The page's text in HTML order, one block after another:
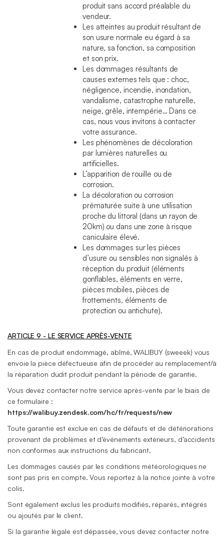
produit sans accord préalable du
vendeur.
Les atteintes au produit résultant de
son usure normale eu égard à sa
nature, sa fonction, sa composition
et son prix.
Les dommages résultants de
causes externes tels que : choc,
négligence, incendie, inondation,
vandalisme, catastrophe naturelle,
neige, grêle, intempérie… Dans ce
cas, nous vous invitons à contacter
votre assurance.
Les phénomènes de décoloration
par lumières naturelles ou
artificielles.
L’apparition de rouille ou de
corrosion.
La décoloration ou corrosion
prématurée suite à une utilisation
proche du littoral (dans un rayon de
20km) ou dans une zone à risque
caniculaire élevé.
Les dommages sur les pièces
d’usure ou sensibles non signalés à
réception du produit (éléments
gonflables, éléments en verre,
pièces mobiles, pièces de
frottements, éléments de
protection ou antichute).
ARTICLE 9 - LE SERVICE APRÈS-VENTE
En cas de produit endommagé, abîmé, WALIBUY (sweeek) vous
envoie la pièce défectueuse afin de procéder au remplacement/à
la réparation dudit produit pendant la période de garantie.
Vous devez contacter notre service après-vente par le biais de
ce formulaire :
https://walibuy.zendesk.com/hc/fr/requests/new
Toute garantie est exclue en cas de défauts et de détériorations
provenant de problèmes et d’événements extérieurs, d’accidents
non conformes aux instructions du fabricant.
Les dommages causés par les conditions météorologiques ne
sont pas pris en compte. Vous reportez à la notice jointe à votre
colis.
Sont également exclus les produits modifiés, réparés, intégrés
ou ajoutés par le client.
Si la garantie légale est dépassée, vous devez contacter notre